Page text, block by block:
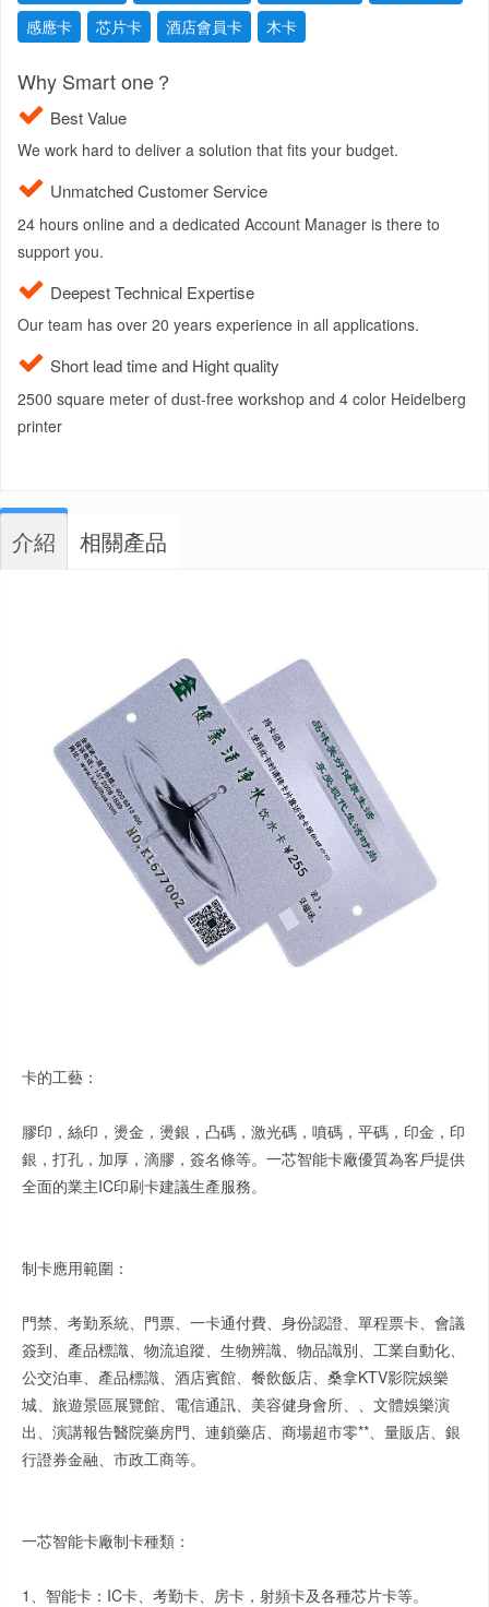
感應卡
芯片卡 酒店會員卡 木卡
Why Smart one？
Best Value
We work hard to deliver a solution that fits your budget.
Unmatched Customer Service
24 hours online and a dedicated Account Manager is there to
support you.
Deepest Technical Expertise
Our team has over 20 years experience in all applications.
Short lead time and Hight quality
2500 square meter of dust-free workshop and 4 color Heidelberg
printer
介紹 相關產品
卡的工藝：
膠印，絲印，燙金，燙銀，凸碼，激光碼，噴碼，平碼，印金，印
銀，打孔，加厚，滴膠，簽名條等。一芯智能卡廠優質為客戶提供
全面的業主IC印刷卡建議生產服務。
制卡應用範圍：
門禁、考勤系統、門票、一卡通付費、身份認證、單程票卡、會議
簽到、產品標識、物流追蹤、生物辨識、物品識別、工業自動化、
公交泊車、產品標識、酒店賓館、餐飲飯店、桑拿KTV影院娛樂
城、旅遊景區展覽館、電信通訊、美容健身會所、、文體娛樂演
出、演講報告醫院藥房門、連鎖藥店、商場超市零**、量販店、銀
行證券金融、市政工商等。
一芯智能卡廠制卡種類：
1、智能卡：IC卡、考勤卡、房卡，射頻卡及各種芯片卡等。